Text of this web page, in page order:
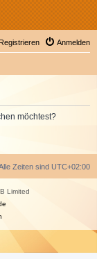
Anmelden
Registrieren
möchtest?
Zeiten sind UTC+02:00
Limited